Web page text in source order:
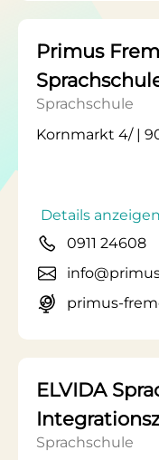
Primus
Sprachschule
Kornmarkt 4/ |
Details anzeigen
0911 24608
primus-
ELVIDA
Sprachschule